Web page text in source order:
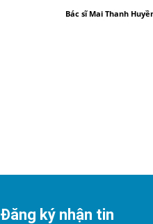
Bác sĩ Mai Thanh
Đăng ký nhận tin